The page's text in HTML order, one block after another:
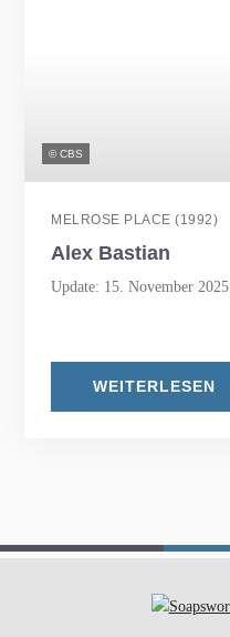
© CBS
MELROSE PLACE (1992)
Alex Bastian
Update: 15. November 2025
WEITERLESEN